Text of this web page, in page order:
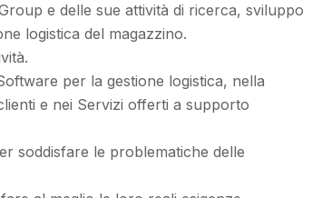
e delle sue attività di ricerca, sviluppo
logistica del magazzino.
per la gestione logistica, nella
e nei Servizi offerti a supporto
soddisfare le problematiche delle